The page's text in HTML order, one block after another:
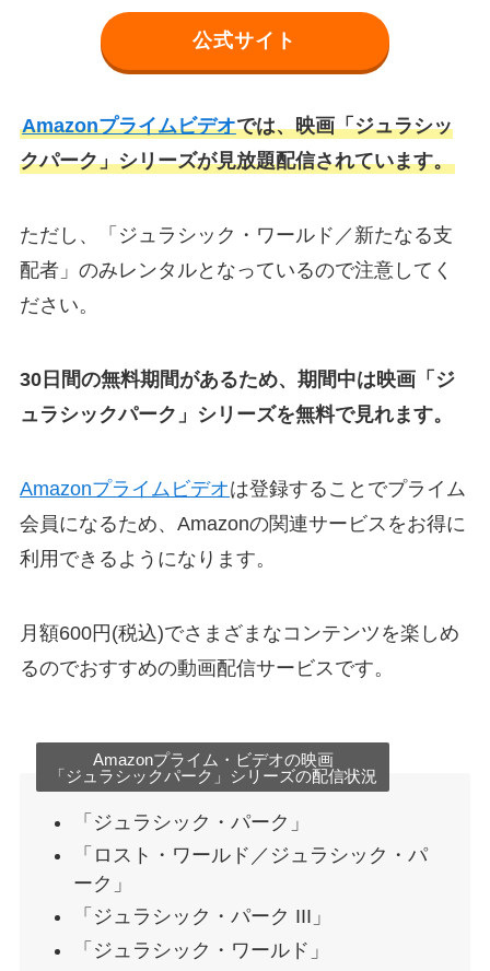
公式サイト
Amazonプライムビデオでは、映画「ジュラシッ
クパーク」シリーズが見放題配信されています。
ただし、「ジュラシック・ワールド／新たなる支
配者」のみレンタルとなっているので注意してく
ださい。
30日間の無料期間があるため、期間中は映画「ジ
ュラシックパーク」シリーズを無料で見れます。
Amazonプライムビデオは登録することでプライム
会員になるため、Amazonの関連サービスをお得に
利用できるようになります。
月額600円(税込)でさまざまなコンテンツを楽しめ
るのでおすすめの動画配信サービスです。
Amazonプライム・ビデオの映画
「ジュラシックパーク」シリーズの配信状況
「ジュラシック・パーク」
「ロスト・ワールド／ジュラシック・パ
ーク」
「ジュラシック・パーク III」
「ジュラシック・ワールド」